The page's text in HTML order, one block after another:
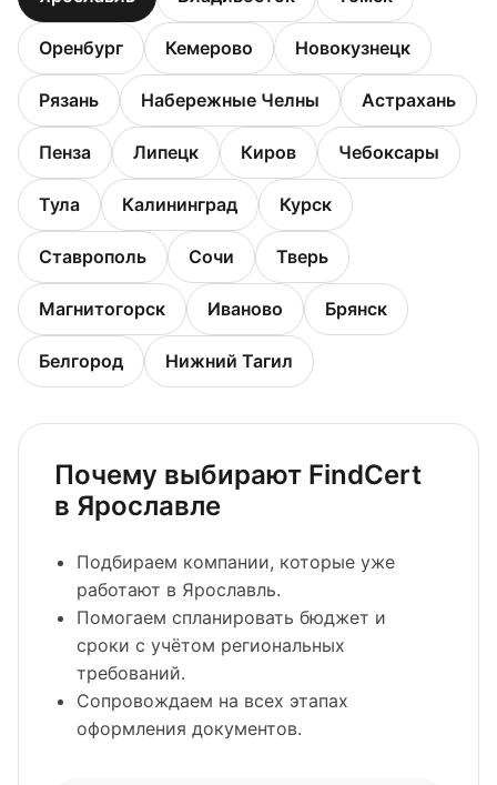
Оренбург Кемерово Новокузнецк
Рязань Набережные Челны Астрахань
Пенза Липецк Киров Чебоксары
Тула Калининград Курск
Ставрополь Сочи Тверь
Магнитогорск Иваново Брянск
Белгород Нижний Тагил
Почему выбирают FindCert
в Ярославле
Подбираем компании, которые уже
работают в Ярославль.
Помогаем спланировать бюджет и
сроки с учётом региональных
требований.
Сопровождаем на всех этапах
оформления документов.